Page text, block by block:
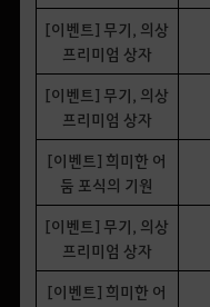
[이벤트] 무기, 의상
프리미엄 상자
[이벤트] 무기, 의상
프리미엄 상자
[이벤트] 희미한 어
둠 포식의 기원
[이벤트] 무기, 의상
프리미엄 상자
[이벤트] 희미한 어